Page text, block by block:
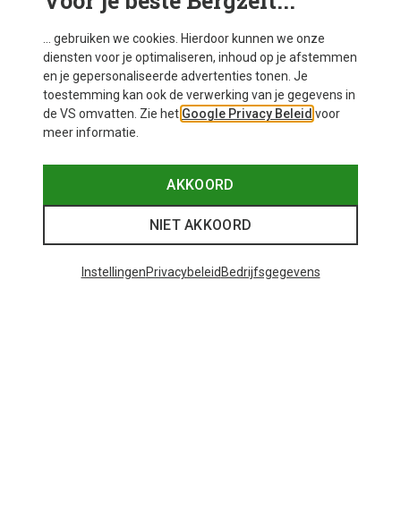
Mountain Equipment
Heren Raintower Jas
€ 182,20
S M L
... gebruiken we cookies. Hierdoor kunnen we onze
diensten voor je optimaliseren, inhoud op je afstemmen
en je gepersonaliseerde advertenties tonen. Je
toestemming kan ook de verwerking van je gegevens in
de VS omvatten. Zie het Google Privacy Beleid voor
meer informatie.
AKKOORD
NIET AKKOORD
InstellingenPrivacybeleid Bedrijfsgegevens